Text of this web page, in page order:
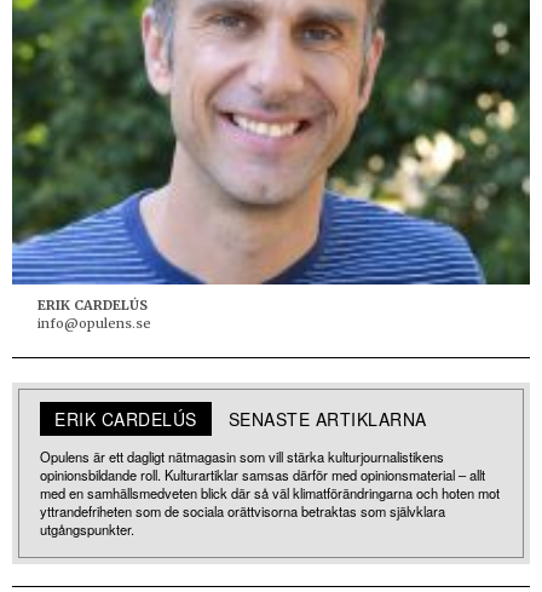
ERIK CARDELÚS
info@opulens.se
ERIK CARDELÚS SENASTE ARTIKLARNA
Opulens är ett dagligt nätmagasin som vill stärka kulturjournalistikens
opinionsbildande roll. Kulturartiklar samsas därför med opinionsmaterial – allt
med en samhällsmedveten blick där så väl klimatförändringarna och hoten mot
yttrandefriheten som de sociala orättvisorna betraktas som självklara
utgångspunkter.